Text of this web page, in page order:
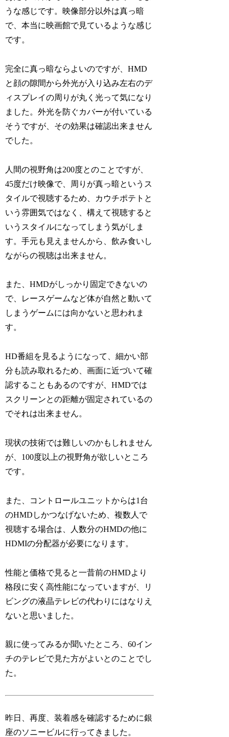
うな感じです。映像部分以外は真っ暗
で、本当に映画館で見ているような感じ
です。
完全に真っ暗ならよいのですが、HMD
と顔の隙間から外光が入り込み左右のデ
ィスプレイの周りが丸く光って気になり
ました。外光を防ぐカバーが付いている
そうですが、その効果は確認出来ません
でした。
人間の視野角は200度とのことですが、
45度だけ映像で、周りが真っ暗というス
タイルで視聴するため、カウチポテトと
いう雰囲気ではなく、構えて視聴すると
いうスタイルになってしまう気がしま
す。手元も見えませんから、飲み食いし
ながらの視聴は出来ません。
また、HMDがしっかり固定できないの
で、レースゲームなど体が自然と動いて
しまうゲームには向かないと思われま
す。
HD番組を見るようになって、細かい部
分も読み取れるため、画面に近づいて確
認することもあるのですが、HMDでは
スクリーンとの距離が固定されているの
でそれは出来ません。
現状の技術では難しいのかもしれません
が、100度以上の視野角が欲しいところ
です。
また、コントロールユニットからは1台
のHMDしかつなげないため、複数人で
視聴する場合は、人数分のHMDの他に
HDMIの分配器が必要になります。
性能と価格で見ると一昔前のHMDより
格段に安く高性能になっていますが、リ
ビングの液晶テレビの代わりにはなりえ
ないと思いました。
親に使ってみるか聞いたところ、60イン
チのテレビで見た方がよいとのことでし
た。
昨日、再度、装着感を確認するために銀
座のソニービルに行ってきました。